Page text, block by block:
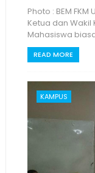
Photo : BEM
Ketua dan Wakil
Mahasiswa
READ MORE
KAMPUS